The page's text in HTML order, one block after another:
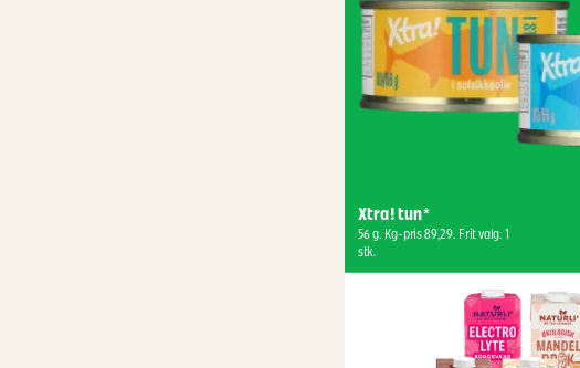
Xtra! tun*
56 g. Kg-pris 89,29. Frit valg. 1
stk.